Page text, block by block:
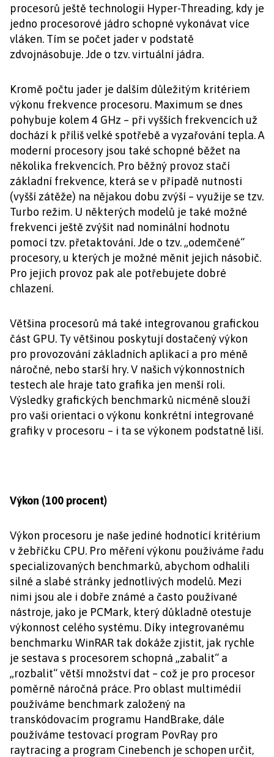
procesorů ještě technologii Hyper-Threading, kdy je
jedno procesorové jádro schopné vykonávat více
vláken. Tím se počet jader v podstatě
zdvojnásobuje. Jde o tzv. virtuální jádra.
Kromě počtu jader je dalším důležitým kritériem
výkonu frekvence procesoru. Maximum se dnes
pohybuje kolem 4 GHz – při vyšších frekvencích už
dochází k příliš velké spotřebě a vyzařování tepla. A
moderní procesory jsou také schopné běžet na
několika frekvencích. Pro běžný provoz stačí
základní frekvence, která se v případě nutnosti
(vyšší zátěže) na nějakou dobu zvýší – využije se tzv.
Turbo režim. U některých modelů je také možné
frekvenci ještě zvýšit nad nominální hodnotu
pomocí tzv. přetaktování. Jde o tzv. „odemčené“
procesory, u kterých je možné měnit jejich násobič.
Pro jejich provoz pak ale potřebujete dobré
chlazení.
Většina procesorů má také integrovanou grafickou
část GPU. Ty většinou poskytují dostačený výkon
pro provozování základních aplikací a pro méně
náročné, nebo starší hry. V našich výkonnostních
testech ale hraje tato grafika jen menší roli.
Výsledky grafických benchmarků nicméně slouží
pro vaši orientaci o výkonu konkrétní integrované
grafiky v procesoru – i ta se výkonem podstatně liší.
Výkon (100 procent)
Výkon procesoru je naše jediné hodnotící kritérium
v žebříčku CPU. Pro měření výkonu používáme řadu
specializovaných benchmarků, abychom odhalili
silné a slabé stránky jednotlivých modelů. Mezi
nimi jsou ale i dobře známé a často používané
nástroje, jako je PCMark, který důkladně otestuje
výkonnost celého systému. Díky integrovanému
benchmarku WinRAR tak dokáže zjistit, jak rychle
je sestava s procesorem schopná „zabalit“ a
„rozbalit“ větší množství dat – což je pro procesor
poměrně náročná práce. Pro oblast multimédií
používáme benchmark založený na
transkódovacím programu HandBrake, dále
používáme testovací program PovRay pro
raytracing a program Cinebench je schopen určit,